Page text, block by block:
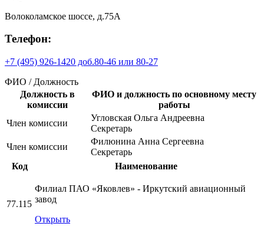
Волоколамское шоссе, д.75А
Телефон:
+7 (495) 926-1420 доб.80-46 или 80-27
ФИО / Должность
Должность в
комиссии
ФИО и должность по основному месту
работы
Член комиссии
Угловская Ольга Андреевна
Секретарь
Член комиссии
Филюнина Анна Сергеевна
Секретарь
Код
Наименование
77.115
Филиал ПАО «Яковлев» - Иркутский авиационный
завод
Открыть